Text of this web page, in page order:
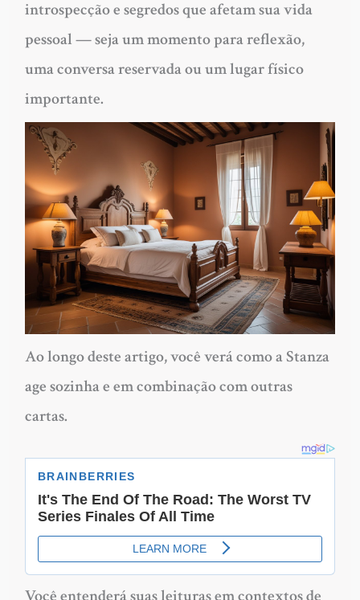
introspecção e segredos que afetam sua vida
pessoal — seja um momento para reflexão,
uma conversa reservada ou um lugar físico
importante.
Ao longo deste artigo, você verá como a Stanza
age sozinha e em combinação com outras
cartas.